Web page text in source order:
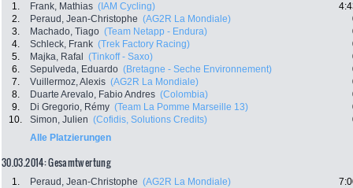
1. Frank, Mathias (IAM Cycling)
2.
Peraud, Jean-Christophe (AG2R La Mondiale)
3.
Machado, Tiago (Team Netapp - Endura)
4.
Schleck, Frank (Trek Factory Racing)
5.
Majka, Rafal (Tinkoff - Saxo)
6.
Sepulveda, Eduardo (Bretagne - Seche Environnement)
7.
Vuillermoz, Alexis (AG2R La Mondiale)
8.
Duarte Arevalo, Fabio Andres (Colombia)
9.
Di Gregorio, Rémy (Team La Pomme Marseille 13)
10.
Simon, Julien (Cofidis, Solutions Credits)
Alle Platzierungen
30.03.2014: Gesamtwertung
1. Peraud, Jean-Christophe (AG2R La Mondiale)